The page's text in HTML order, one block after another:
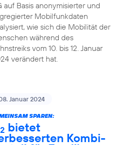
auf Basis anonymisierter und
Mobilfunkdaten
wie sich die Mobilität der
während des
vom 10. bis 12. Januar
verändert hat.
Januar 2024
SPAREN:
2 bietet
Kombi-